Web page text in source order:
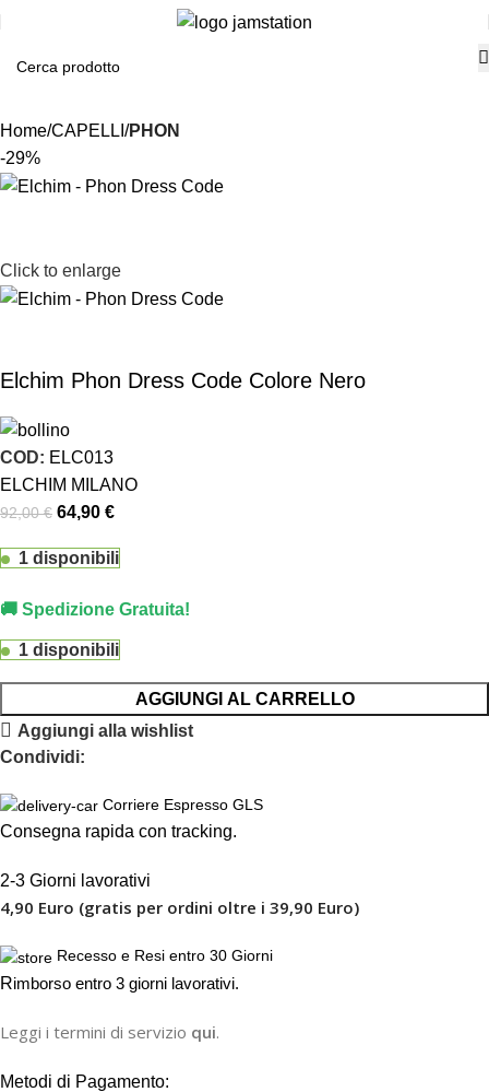
Home CAPELLI PHON
-29%
Click to enlarge
Elchim Phon Dress Code Colore Nero
COD: ELC013
ELCHIM MILANO
92,00€ 64,90 €
1 disponibili
🚚 Spedizione Gratuita!
1 disponibili
AGGIUNGI AL CARRELLO
Aggiungi alla wishlist
Condividi:
Corriere Espresso GLS
Consegna rapida con tracking.
2-3 Giorni lavorativi
4,90 Euro (gratis per ordini oltre i 39,90 Euro)
Recesso e Resi entro 30 Giorni
Rimborso entro 3 giorni lavorativi.
Leggi i termini di servizio qui.
Metodi di Pagamento: